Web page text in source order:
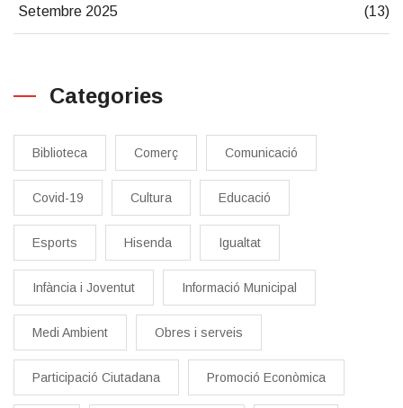
Setembre 2025 (13)
Categories
Biblioteca Comerç Comunicació
Covid-19 Cultura Educació
Esports Hisenda Igualtat
Infància i Joventut Informació Municipal
Medi Ambient Obres i serveis
Participació Ciutadana Promoció Econòmica